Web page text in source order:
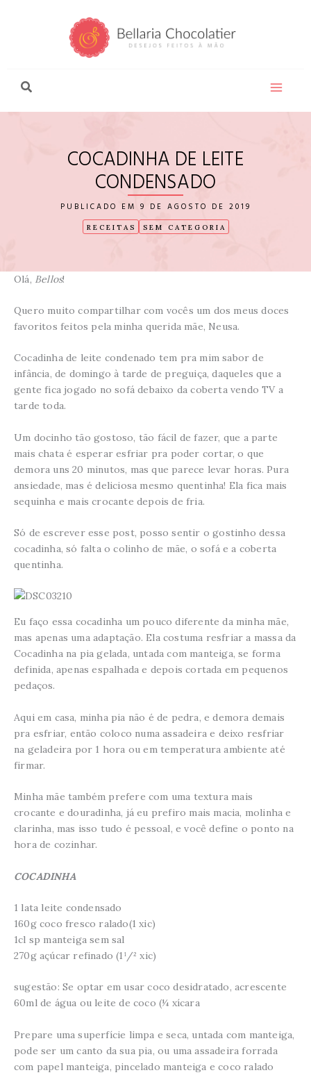
COCADINHA DE LEITE
CONDENSADO
9 DE AGOSTO DE 2019
RECEITAS SEM CATEGORIA
Olá, Bellos!
Quero muito compartilhar com vocês um dos meus doces
favoritos feitos pela minha querida mãe, Neusa.
Cocadinha de leite condenado tem pra mim sabor de
infância, de domingo à tarde de preguiça, daqueles que a
gente fica jogado no sofá debaixo da coberta vendo TV a
tarde toda.
Um docinho tão gostoso, tão fácil de fazer, que a parte
mais chata é esperar esfriar pra poder cortar, o que
demora uns 20 minutos, mas que parece levar horas. Pura
ansiedade, mas é deliciosa mesmo quentinha! Ela fica mais
sequinha e mais crocante depois de fria.
Só de escrever esse post, posso sentir o gostinho dessa
cocadinha, só falta o colinho de mãe, o sofá e a coberta
quentinha.
Eu faço essa cocadinha um pouco diferente da minha mãe,
mas apenas uma adaptação. Ela costuma resfriar a massa da
Cocadinha na pia gelada, untada com manteiga, se forma
definida, apenas espalhada e depois cortada em pequenos
pedaços.
Aqui em casa, minha pia não é de pedra, e demora demais
pra esfriar, então coloco numa assadeira e deixo resfriar
na geladeira por 1 hora ou em temperatura ambiente até
firmar.
Minha mãe também prefere com uma textura mais
crocante e douradinha, já eu prefiro mais macia, molinha e
clarinha, mas isso tudo é pessoal, e você define o ponto na
hora de cozinhar.
COCADINHA
1 lata leite condensado
160g coco fresco ralado(1 xic)
1cl sp manteiga sem sal
270g açúcar refinado (1¹/² xic)
sugestão: Se optar em usar coco desidratado, acrescente
60ml de água ou leite de coco (¼ xícara
Prepare uma superfície limpa e seca, untada com manteiga,
pode ser um canto da sua pia, ou uma assadeira forrada
com papel manteiga, pincelado manteiga e coco ralado